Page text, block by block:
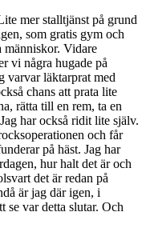
mer stalltjänst på grund
som gratis gym och
människor. Vidare
vi några hugade på
varvar läktarprat med
chans att prata lite
rätta till en rem, ta en
har också ridit lite själv.
och får
på häst. Jag har
hur halt det är och
det är redan på
är jag där igen, i
se var detta slutar. Och